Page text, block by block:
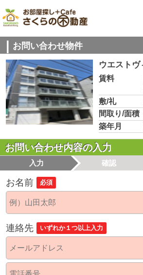
お問い合わせ物件
ウエストヴ
賃料
敷/礼
間取り/面積
築年月
お問い合わせ内容の入力
入力 確認
お名前 必須
連絡先 いずれか１つ以上入力